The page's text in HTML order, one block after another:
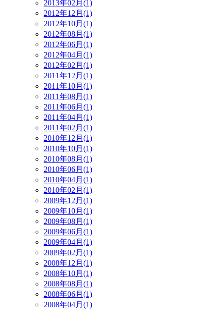
2013年02月(1)
2012年12月(1)
2012年10月(1)
2012年08月(1)
2012年06月(1)
2012年04月(1)
2012年02月(1)
2011年12月(1)
2011年10月(1)
2011年08月(1)
2011年06月(1)
2011年04月(1)
2011年02月(1)
2010年12月(1)
2010年10月(1)
2010年08月(1)
2010年06月(1)
2010年04月(1)
2010年02月(1)
2009年12月(1)
2009年10月(1)
2009年08月(1)
2009年06月(1)
2009年04月(1)
2009年02月(1)
2008年12月(1)
2008年10月(1)
2008年08月(1)
2008年06月(1)
2008年04月(1)